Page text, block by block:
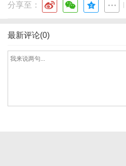
分享至：
最新评论(0)